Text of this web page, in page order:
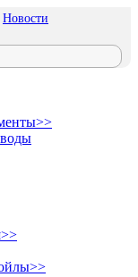
Новости
>>
>>
>>